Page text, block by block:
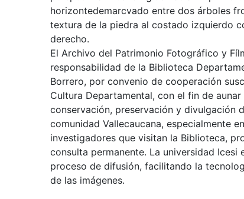
horizontedemarcvado entre dos árboles
textura de la piedra al costado izquierdo
derecho.
El Archivo del Patrimonio Fotográfico y
responsabilidad de la Biblioteca
Borrero, por convenio de cooperación
Cultura Departamental, con el fin de
conservación, preservación y divulgación
comunidad Vallecaucana, especialmente
investigadores que visitan la Biblioteca,
consulta permanente. La universidad Icesi
proceso de difusión, facilitando la
de las imágenes.